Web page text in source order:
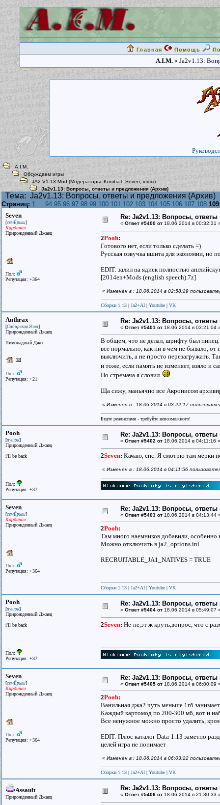
Главная Помощь
A.I.M.« Ja2v1.13:
A.I.M.
Обсуждаем игры
JA2 V1.13 Mod (Модераторы:KombaT, Seven iншы)
Ja2v1.13: Вопросы, ответы и предложения (Архив)
Тема: Ja2v1.13: Вопросы, ответы и предложения (Архив)
Страниц: 1 ... 94 95 96 97 98 99 100 101 102 103 104 105 106 107 108 109
Seven
[семЁрыш]
Кардинал
Прирожденный Джаец
Пол:
Репутация: +364
Re: Ja2v1.13: Вопросы,
« Ответ #5400 от 18.06.2014 в 00:32:31
2Pooh:
Готового нет, если только сделать =)
Русская озвучка вшита для экономии, но
EDIT: залил на ядиск полностью
[2014en+Mods (english speech).7z]
« Изменён в : 18.06.2014 в 02:58:29
Сборки 1.13 | Ja2+AI | Youtube | VK
Anthrax
[Сибирская Язва]
Прирожденный Джаец
Лимонадный Джо
Пол:
Репутация: +21
Re: Ja2v1.13: Вопросы,
« Ответ #5401 от 18.06.2014 в 03:21:04
В общем, что не делал, шрифту был
все нормально, как ни в чем не бывало,
выключить, а не просто перезагружать.
и тоже, если память не изменяет, взяло и
Но стремача я словил.
Ща сижу, маньячно все Акронисом
« Изменён в : 18.06.2014 в 03:22:17
Будте реалистами - требуйте невозможного!
Pooh
[пушок]
Прирожденный Джаец
i'll be back
Пол:
Репутация: +37
Re: Ja2v1.13: Вопросы,
« Ответ #5402 от 18.06.2014 в 04:11:16 »
2Seven: Качаю, спс. Я смотрю там мерки
« Изменён в : 18.06.2014 в 04:11:56
Seven
[семЁрыш]
Кардинал
Прирожденный Джаец
Пол:
Репутация: +364
Re: Ja2v1.13: Вопросы,
« Ответ #5403 от 18.06.2014 в 04:13:44
2Pooh:
Там много наемников добавили, особенно
Можно отключить в ja2_options.ini
RECRUITABLE_JA1_NATIVES = TRUE
Сборки 1.13 | Ja2+AI | Youtube | VK
Pooh
[пушок]
Прирожденный Джаец
i'll be back
Пол:
Репутация: +37
Re: Ja2v1.13: Вопросы,
« Ответ #5404 от 18.06.2014 в 05:49:07
2Seven: Не-не,эт ж круть,вопрос, что с
Seven
[семЁрыш]
Кардинал
Прирожденный Джаец
Пол:
Репутация: +364
Re: Ja2v1.13: Вопросы,
« Ответ #5405 от 18.06.2014 в 06:00:09
2Pooh:
Ванильная джа2 чуть меньше 1гб
Каждый картомод по 200-300 мб, вот и
Все ненужное можно просто удалить,
EDIT: Плюс каталог Data-1.13 заметно
целей игра не понимает
« Изменён в : 18.06.2014 в 06:03:22
Сборки 1.13 | Ja2+AI | Youtube | VK
Assault
Прирожденный Джаец
Re: Ja2v1.13: Вопросы,
« Ответ #5406 от 18.06.2014 в 21:30:33